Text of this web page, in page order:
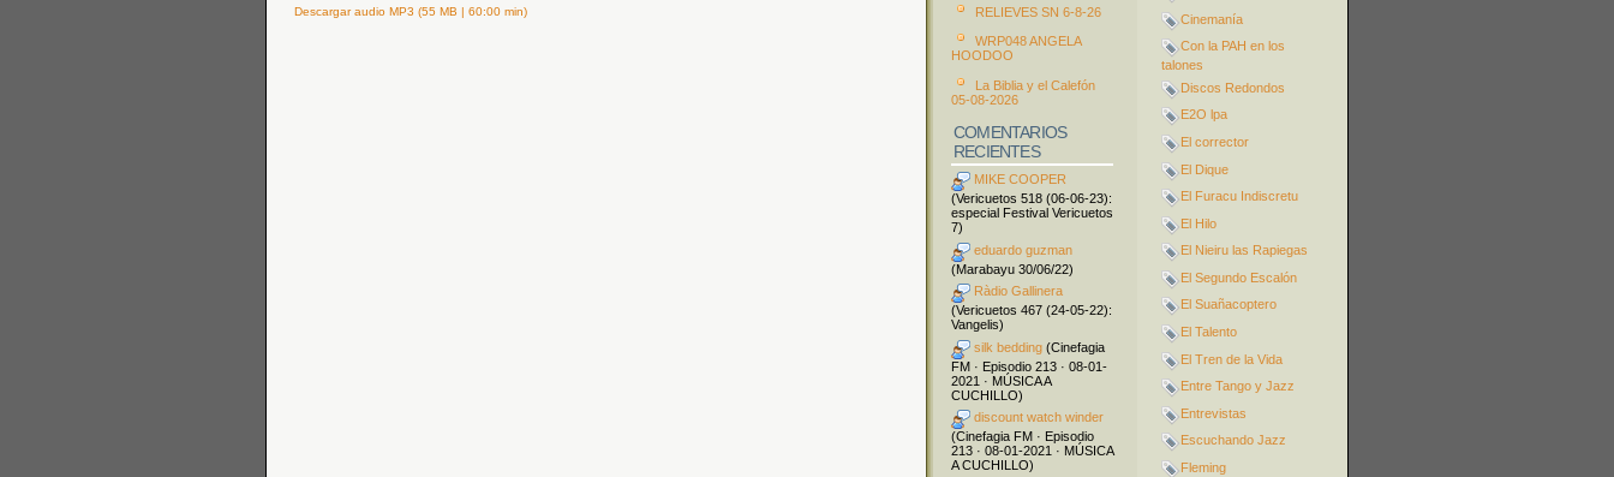
Descargar audio MP3 (55 MB | 60:00 min)
Cinemanía
Con la PAH en los
talones
Discos Redondos
E2O lpa
El corrector
El Dique
El Furacu Indiscretu
El Hilo
El Nieiru las Rapiegas
El Segundo Escalón
El Suañacoptero
El Talento
El Tren de la Vida
Entre Tango y Jazz
Entrevistas
Escuchando Jazz
Fleming
RELIEVES SN 6-8-26
WRP048 ANGELA
HOODOO
La Biblia y el Calefón
05-08-2026
COMENTARIOS
RECIENTES
MIKE COOPER
(Vericuetos 518 (06-06-23):
especial Festival Vericuetos
7)
eduardo guzman
(Marabayu 30/06/22)
Ràdio Gallinera
(Vericuetos 467 (24-05-22):
Vangelis)
silk bedding (Cinefagia
FM · Episodio 213 · 08-01-
2021 · MÚSICA A
CUCHILLO)
discount watch winder
(Cinefagia FM · Episodio
213 · 08-01-2021 · MÚSICA
A CUCHILLO)